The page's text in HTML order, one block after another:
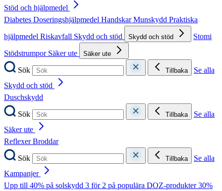
Stöd och hjälpmedel
Diabetes Doseringshjälpmedel HandskarMunskydd Praktiska
hjälpmedel Riskavfall Skydd och stöd Skydd och stöd
Stomi
Stödstrumpor Säker ute Säker ute
Sök Tillbaka
Se alla
Skydd och stöd
Duschskydd
Sök
Tillbaka
Se alla
Säker ute
ReflexerBroddar
Sök
Tillbaka
Se alla
Kampanjer
Upp till 40% på solskydd 3 för 2 på populära DOZ-produkter30%